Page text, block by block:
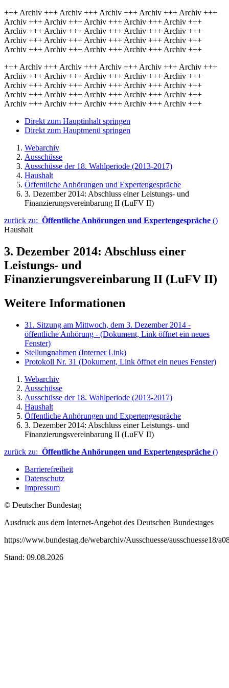
+++ Archiv +++ Archiv +++ Archiv +++ Archiv +++ Archiv +++
Archiv +++ Archiv +++ Archiv +++ Archiv +++ Archiv +++
Archiv +++ Archiv +++ Archiv +++ Archiv +++ Archiv +++
Archiv +++ Archiv +++ Archiv +++ Archiv +++ Archiv +++
Archiv +++ Archiv +++ Archiv +++ Archiv +++ Archiv +++
+++ Archiv +++ Archiv +++ Archiv +++ Archiv +++ Archiv +++
Archiv +++ Archiv +++ Archiv +++ Archiv +++ Archiv +++
Archiv +++ Archiv +++ Archiv +++ Archiv +++ Archiv +++
Archiv +++ Archiv +++ Archiv +++ Archiv +++ Archiv +++
Archiv +++ Archiv +++ Archiv +++ Archiv +++ Archiv +++
Direkt zum Hauptinhalt springen
Direkt zum Hauptmenü springen
Webarchiv
Ausschüsse
Ausschüsse der 18. Wahlperiode (2013-2017)
Haushalt
Öffentliche Anhörungen und Expertengespräche
3. Dezember 2014: Abschluss einer Leistungs- und
Finanzierungsvereinbarung II (LuFV II)
zurück zu: Öffentliche Anhörungen und Expertengespräche ()
Haushalt
3. Dezember 2014: Abschluss einer
Leistungs- und
Finanzierungsvereinbarung II (LuFV II)
Weitere Informationen
31. Sitzung am Mittwoch, dem 3. Dezember 2014 -
öffentliche Anhörung - (Dokument, Link öffnet ein neues
Fenster)
Stellungnahmen (Interner Link)
Protokoll Nr. 31 (Dokument, Link öffnet ein neues Fenster)
Webarchiv
Ausschüsse
Ausschüsse der 18. Wahlperiode (2013-2017)
Haushalt
Öffentliche Anhörungen und Expertengespräche
3. Dezember 2014: Abschluss einer Leistungs- und
Finanzierungsvereinbarung II (LuFV II)
zurück zu: Öffentliche Anhörungen und Expertengespräche ()
Barrierefreiheit
Datenschutz
Impressum
© Deutscher Bundestag
Ausdruck aus dem Internet-Angebot des Deutschen Bundestages
https://www.bundestag.de/webarchiv/Ausschuesse/ausschuesse18/
Stand: 09.08.2026